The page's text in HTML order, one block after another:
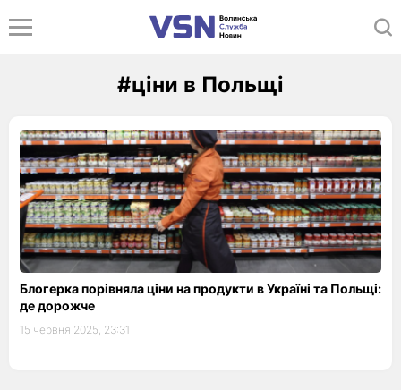
#ціни в Польщі
Блогерка порівняла ціни на продукти в Україні та Польщі:
де дорожче
15 червня 2025, 23:31